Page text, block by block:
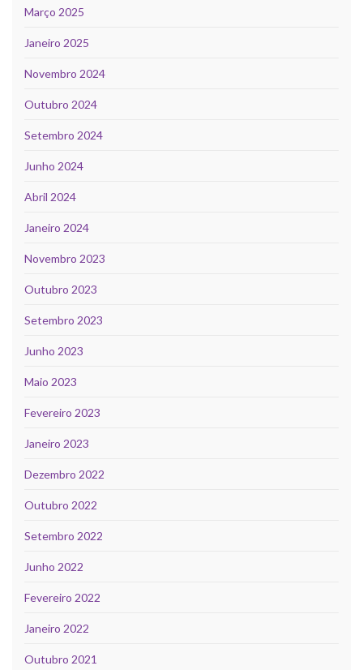
Março 2025
Janeiro 2025
Novembro 2024
Outubro 2024
Setembro 2024
Junho 2024
Abril 2024
Janeiro 2024
Novembro 2023
Outubro 2023
Setembro 2023
Junho 2023
Maio 2023
Fevereiro 2023
Janeiro 2023
Dezembro 2022
Outubro 2022
Setembro 2022
Junho 2022
Fevereiro 2022
Janeiro 2022
Outubro 2021